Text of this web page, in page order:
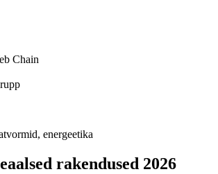
Chain
energeetika
rakendused 2026